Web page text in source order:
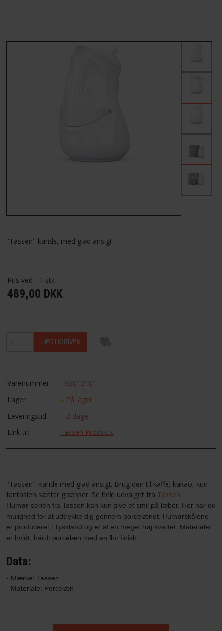
FRAGT
FAVORIT
"Tassen" kande, med glad ansigt
Pris ved 1 stk
489,00 DKK
Varenummer
TAS013101
Lager
På lager
Leveringstid
1-2 dage
Link til:
Tassen Products
"Tassen" Kande med glad ansigt. Brug den til kaffe, kakao, kun
fantasien sætter grænser. Se hele udvalget fra Tassen
Humør-serien fra Tassen kan kun give et smil på læber. Her har du
mulighed for at udtrykke dig gennem porcelænet. Humørskålene
er produceret i Tyskland og er af en meget høj kvalitet. Materialet
er hvidt, hårdt porcelæn med en flot finish.
Data:
- Mærke: Tassen
- Materiale: Porcelæn